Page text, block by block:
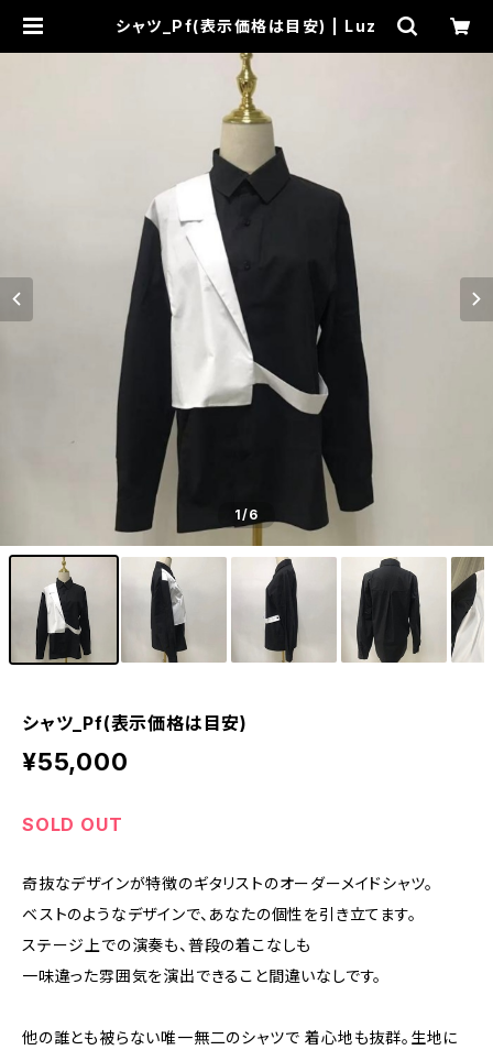
シャツ_Pf(表示価格は目安) | Luz
1/6
シャツ_Pf(表示価格は目安)
¥55,000
SOLD OUT
奇抜なデザインが特徴のギタリストのオーダーメイドシャツ。
ベストのようなデザインで、あなたの個性を引き立てます。
ステージ上での演奏も、普段の着こなしも
一味違った雰囲気を演出できること間違いなしです。
他の誰とも被らない唯一無二のシャツで 着心地も抜群。生地に